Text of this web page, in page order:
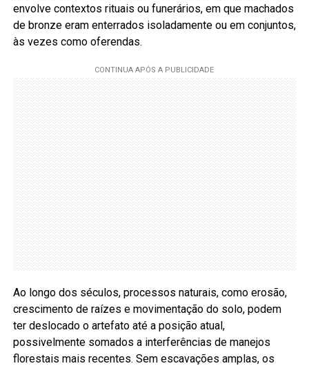
envolve contextos rituais ou funerários, em que machados
de bronze eram enterrados isoladamente ou em conjuntos,
às vezes como oferendas.
Ao longo dos séculos, processos naturais, como erosão,
crescimento de raízes e movimentação do solo, podem
ter deslocado o artefato até a posição atual,
possivelmente somados a interferências de manejos
florestais mais recentes. Sem escavações amplas, os